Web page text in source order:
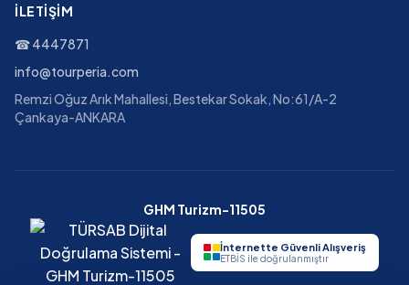
İLETIŞIM
☎4447871
info@tourperia.com
Remzi Oğuz Arık Mahallesi, Bestekar Sokak, No:61/A-2
Çankaya-ANKARA
GHM Turizm-11505
İnternette Güvenli Alışveriş
ETBİS ile doğrulanmıştır